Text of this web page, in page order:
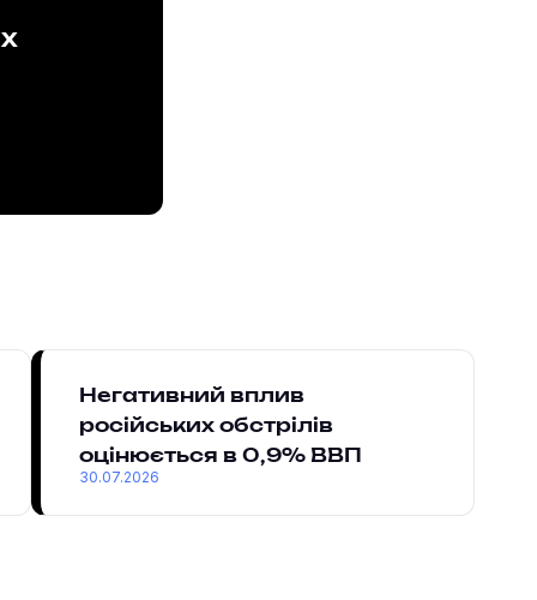
Негативний вплив
російських обстрілів
оцінюється в 0,9% ВВП
30.07.2026